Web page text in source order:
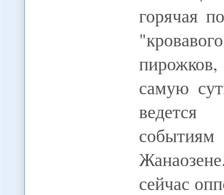
горячая
самую
сейчас